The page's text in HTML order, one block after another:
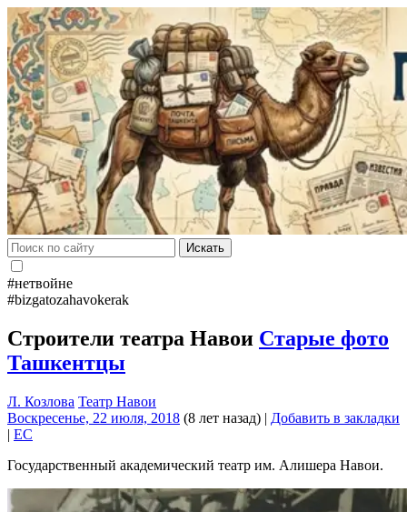
Искать
#нетвойне
#bizgatozahavokerak
Строители театра Навои Старые фото
Ташкентцы
Л. Козлова Театр Навои
Воскресенье, 22 июля, 2018 (8 лет назад) | Добавить в закладки
| EC
Государственный академический театр им. Алишера Навои.